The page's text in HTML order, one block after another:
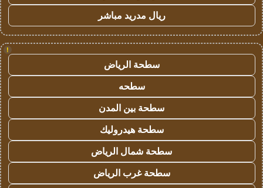
ريال مدريد مباشر
!
سطحة الرياض
سطحه
سطحة بين المدن
سطحة هيدروليك
سطحة شمال الرياض
سطحة غرب الرياض